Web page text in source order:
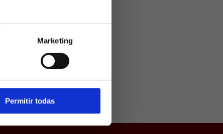
Marketing
Permitir todas
a
mayores